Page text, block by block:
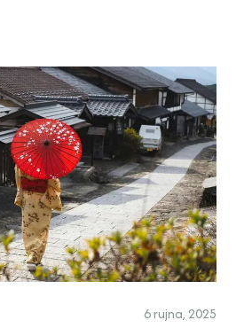
6 rujna, 2025